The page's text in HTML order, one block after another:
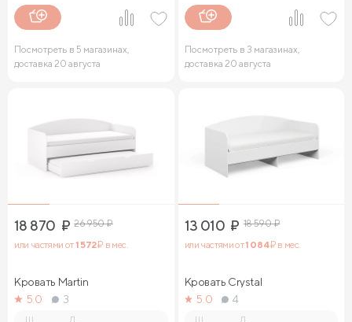
Посмотреть в 5 магазинах,
доставка 20 августа
Посмотреть в 3 магазинах,
доставка 20 августа
18 870 ₽ 26 950₽
или частями от1 572₽ в мес.
Кровать Martin
5.0
3
13 010 ₽ 18 590₽
или частями от1 084₽ в мес.
Кровать Crystal
5.0
4